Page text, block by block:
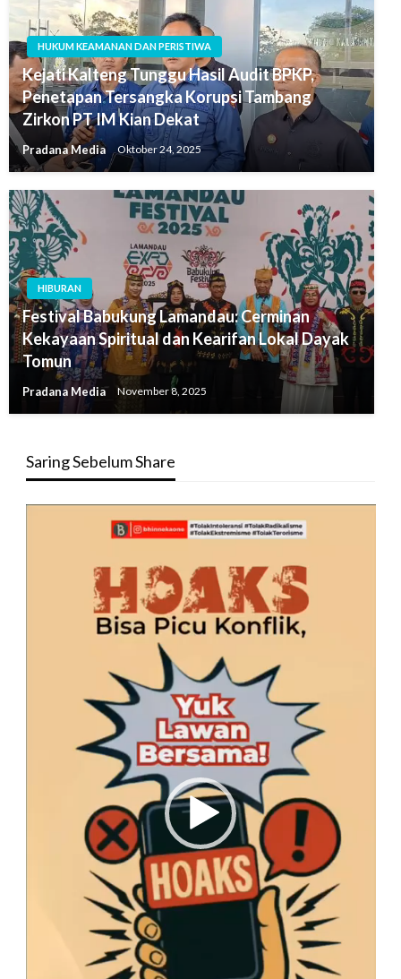
HUKUM KEAMANAN DAN PERISTIWA
Kejati Kalteng Tunggu Hasil Audit BPKP,
Penetapan Tersangka Korupsi Tambang
Zirkon PT IM Kian Dekat
Pradana Media Oktober 24, 2025
HIBURAN
Festival Babukung Lamandau: Cerminan
Kekayaan Spiritual dan Kearifan Lokal Dayak
Tomun
Pradana Media November 8, 2025
Saring Sebelum Share